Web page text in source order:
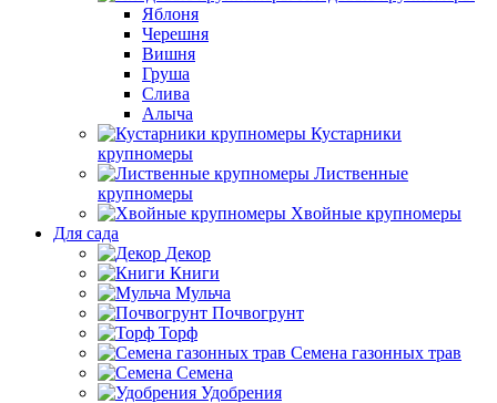
Яблоня
Черешня
Вишня
Груша
Слива
Алыча
Кустарники
крупномеры
Лиственные
крупномеры
Хвойные крупномеры
Для сада
Декор
Книги
Мульча
Почвогрунт
Торф
Семена газонных трав
Семена
Удобрения